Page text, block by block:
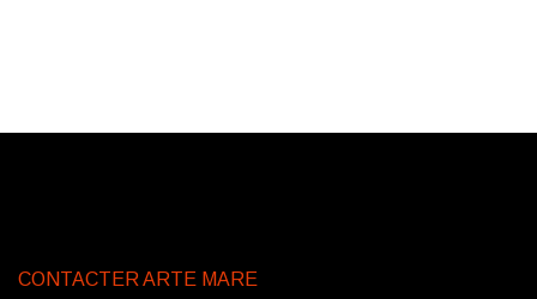
CONTACTER ARTE MARE